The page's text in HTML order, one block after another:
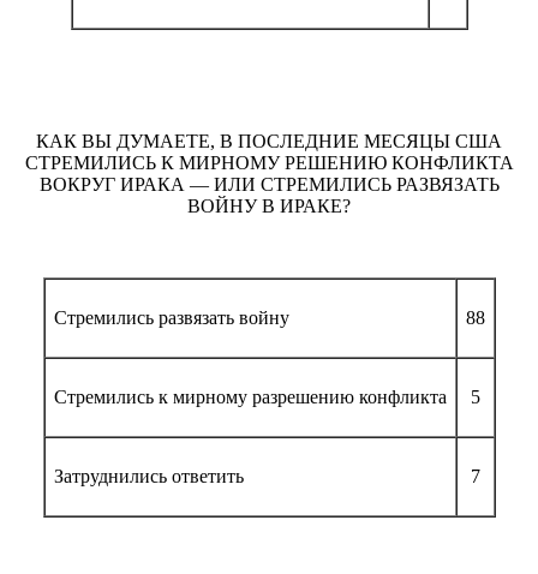
КАК ВЫ ДУМАЕТЕ, В ПОСЛЕДНИЕ МЕСЯЦЫ США
СТРЕМИЛИСЬ К МИРНОМУ РЕШЕНИЮ КОНФЛИКТА
ВОКРУГ ИРАКА — ИЛИ СТРЕМИЛИСЬ РАЗВЯЗАТЬ
ВОЙНУ В ИРАКЕ?
Стремились развязать войну 88
Стремились к мирному разрешению конфликта 5
Затруднились ответить 7